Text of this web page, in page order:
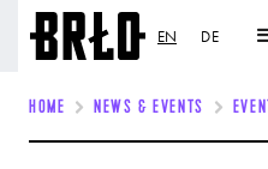
EN DE
HOME NEWS & EVENTS